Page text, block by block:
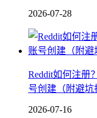
2026-07-28
Reddit如何注册
号创建（附避坑
2026-07-16